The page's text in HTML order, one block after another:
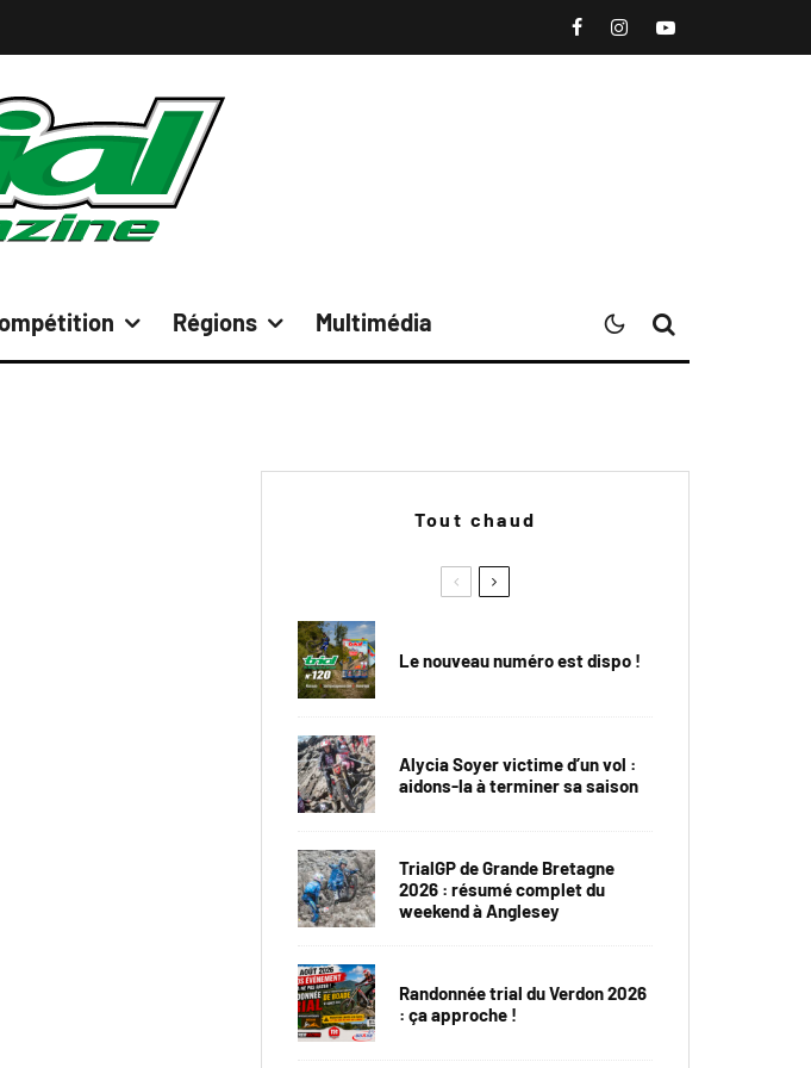
Régions Multimédia
Tout chaud
Le nouveau numéro est dispo !
Alycia Soyer victime d’un vol :
aidons-la à terminer sa saison
TrialGP de Grande Bretagne
2026 : résumé complet du
weekend à Anglesey
Randonnée trial du Verdon 2026
: ça approche !